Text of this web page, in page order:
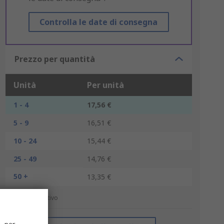
Controlla le date di consegna
Prezzo per quantità
Unità Per unità
1 - 4
17,56 €
5 - 9
16,51 €
10 - 24
15,44 €
25 - 49
14,76 €
50 +
13,35 €
*prezzo indicativo